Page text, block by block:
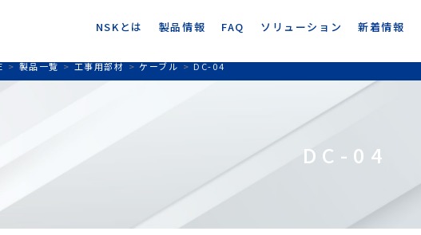
NSKとは 製品情報 FAQ ソリューション 新着情報
> 製品一覧 > 工事用部材 > ケーブル > DC-04
DC-04